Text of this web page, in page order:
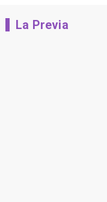
La Previa